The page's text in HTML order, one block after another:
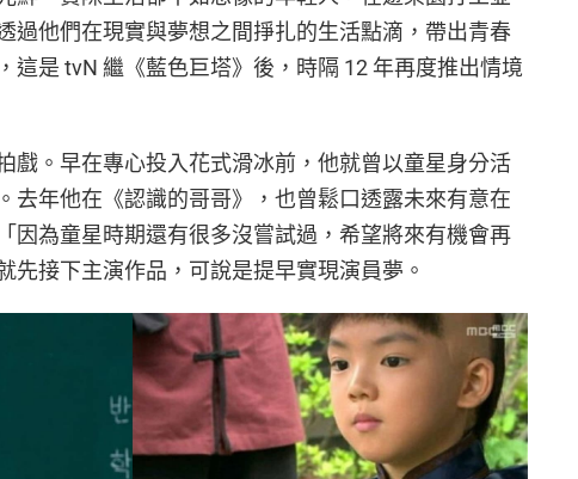
過他們在現實與夢想之間掙扎的生活點滴，帶出青春
這是 tvN 繼《藍色巨塔》後，時隔 12 年再度推出情境
戲。早在專心投入花式滑冰前，他就曾以童星身分活
去年他在《認識的哥哥》，也曾鬆口透露未來有意在
因為童星時期還有很多沒嘗試過，希望將來有機會再
先接下主演作品，可說是提早實現演員夢。